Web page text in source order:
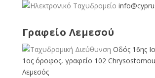
Γραφείο Λεμεσού
Οδός 16ης
1ος όροφος, γραφείο 102
Λεμεσός